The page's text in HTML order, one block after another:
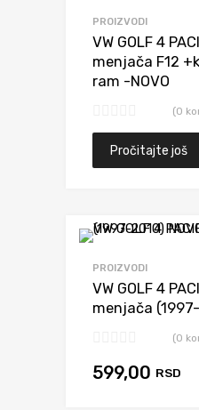
PROIZVODI
VW GOLF 4
menjača F12
ram -NOVO
(0
Pročitajte još
PROIZVODI
VW GOLF 4
menjača
(0
599,00 RSD